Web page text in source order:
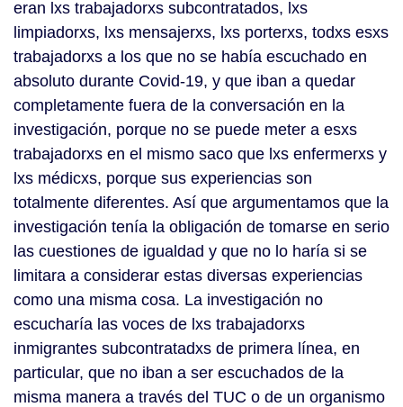
eran lxs trabajadorxs subcontratados, lxs
limpiadorxs, lxs mensajerxs, lxs porterxs, todxs esxs
trabajadorxs a los que no se había escuchado en
absoluto durante Covid-19, y que iban a quedar
completamente fuera de la conversación en la
investigación, porque no se puede meter a esxs
trabajadorxs en el mismo saco que lxs enfermerxs y
lxs médicxs, porque sus experiencias son
totalmente diferentes. Así que argumentamos que la
investigación tenía la obligación de tomarse en serio
las cuestiones de igualdad y que no lo haría si se
limitara a considerar estas diversas experiencias
como una misma cosa. La investigación no
escucharía las voces de lxs trabajadorxs
inmigrantes subcontratadxs de primera línea, en
particular, que no iban a ser escuchados de la
misma manera a través del TUC o de un organismo